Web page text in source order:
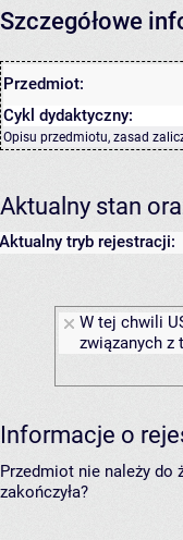
Szczegółowe
Przedmiot:
Cykl dydaktyczny:
Opisu przedmiotu, zasad
Aktualny stan
Aktualny tryb rejestracji:
W tej chwili
związanych z
Informacje o
Przedmiot nie należy do
zakończyła?